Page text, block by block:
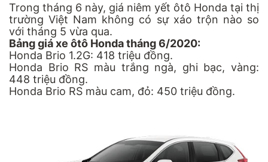
Trong tháng 6 này, giá niêm yết ôtô Honda tại thị
trường Việt Nam không có sự xáo trộn nào so
với tháng 5 vừa qua.
Bảng giá xe ôtô Honda tháng 6/2020:
Honda Brio 1.2G: 418 triệu đồng.
Honda Brio RS màu trắng ngà, ghi bạc, vàng:
448 triệu đồng.
Honda Brio RS màu cam, đỏ: 450 triệu đồng.